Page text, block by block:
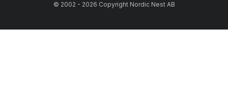
© 2002 - 2026 Copyright Nordic Nest AB